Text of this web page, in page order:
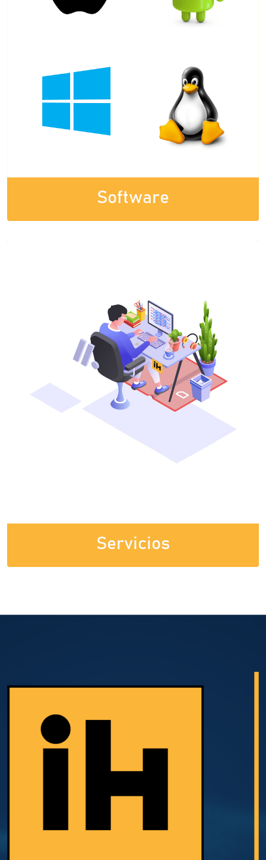
Software
Servicios